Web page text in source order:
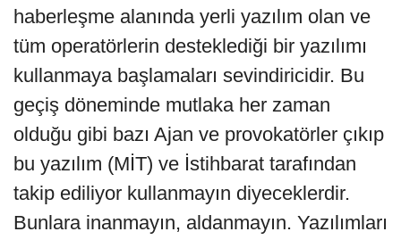
haberleşme alanında yerli yazılım olan ve
tüm operatörlerin desteklediği bir yazılımı
kullanmaya başlamaları sevindiricidir. Bu
geçiş döneminde mutlaka her zaman
olduğu gibi bazı Ajan ve provokatörler çıkıp
bu yazılım (MİT) ve İstihbarat tarafından
takip ediliyor kullanmayın diyeceklerdir.
Bunlara inanmayın, aldanmayın. Yazılımları